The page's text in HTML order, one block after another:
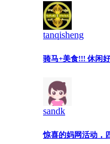
tanqisheng
骑马+美食!!! 休闲
sandk
惊喜的妈网活动，